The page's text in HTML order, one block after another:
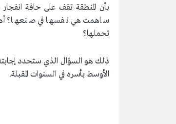
بأن المنطقة تقف على حافة
ساهمت هي نفسها في صنعها؟
تحملها؟
ذلك هو السؤال الذي ستحدد
الأوسط بأسره في السنوات المقبلة.